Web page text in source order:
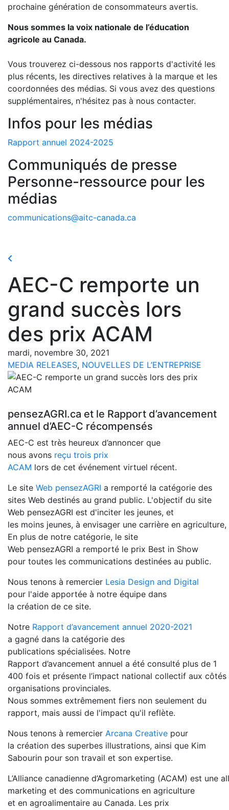
prochaine génération de consommateurs avertis.
Nous sommes la voix nationale de l’éducation
agricole au Canada.
Vous trouverez ci-dessous nos rapports d'activité les
plus récents, les directives relatives à la marque et les
coordonnées des médias. Si vous avez des questions
supplémentaires, n'hésitez pas à nous contacter.
Infos pour les médias
Rapport annuel 2024-2025
Communiqués de presse
Personne-ressource pour les
médias
communications@aitc-canada.ca
AEC-C remporte un
grand succès lors
des prix ACAM
mardi, novembre 30, 2021
MEDIA RELEASES, NOUVELLES DE L’ENTREPRISE
pensezAGRI.ca et le Rapport d’avancement
annuel d’AEC-C récompensés
AEC-C est très heureux d’annoncer que
nous avons reçu trois prix
ACAM lors de cet événement virtuel récent.
Le site Web pensezAGRI a remporté la catégorie des
sites Web destinés au grand public. L'objectif du site
Web pensezAGRI est d'inciter les jeunes, et
les moins jeunes, à envisager une carrière en
En plus de notre catégorie, le site
Web pensezAGRI a remporté le prix Best in Show
pour toutes les communications destinées au public.
Nous tenons à remercier Lesia Design and Digital
pour l'aide apportée à notre équipe dans
la création de ce site.
Notre Rapport d’avancement annuel 2020-2021
a gagné dans la catégorie des
publications spécialisées. Notre
Rapport d’avancement annuel a été consulté plus de 1
400 fois et présente l’impact national collectif aux
organisations provinciales.
Nous sommes extrêmement fiers non seulement du
rapport, mais aussi de l'impact qu'il reflète.
Nous tenons à remercier Arcana Creative pour
la création des superbes illustrations, ainsi que Kim
Sabourin pour son travail et son expertise.
L’Alliance canadienne d’Agromarketing (ACAM) est
marketing et des communications en agriculture
et en agroalimentaire au Canada. Les prix